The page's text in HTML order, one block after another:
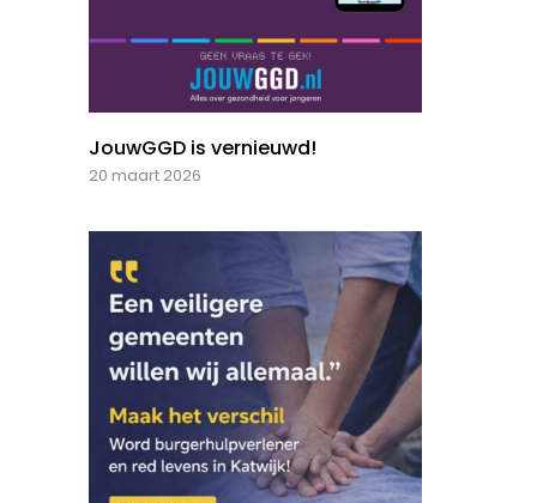
JouwGGD is vernieuwd!
20 maart 2026